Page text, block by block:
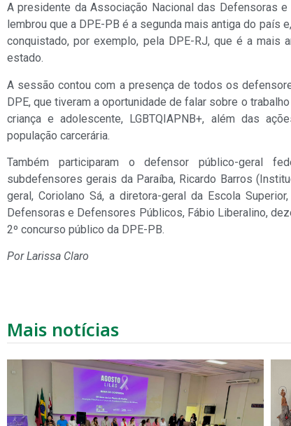
A presidente da Associação Nacional das Defensoras
lembrou que a DPE-PB é a segunda mais antiga do país
conquistado, por exemplo, pela DPE-RJ, que é a
estado.
A sessão contou com a presença de todos os
DPE, que tiveram a oportunidade de falar sobre o
criança e adolescente, LGBTQIAPNB+, além das
população carcerária.
Também participaram o defensor público-geral
subdefensores gerais da Paraíba, Ricardo Barros
geral, Coriolano Sá, a diretora-geral da Escola
Defensoras e Defensores Públicos, Fábio Liberalino,
2º concurso público da DPE-PB.
Por Larissa Claro
Mais notícias